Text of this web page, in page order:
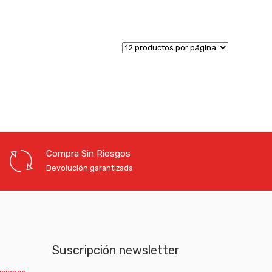
Compra Sin Riesgos
Devolución garantizada
Suscripción newsletter